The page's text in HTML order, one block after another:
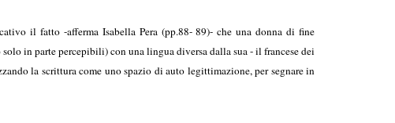
il fatto -afferma Isabella Pera (pp.88- 89)- che una donna di fine
in parte percepibili) con una lingua diversa dalla sua - il francese dei
la scrittura come uno spazio di auto legittimazione, per segnare in